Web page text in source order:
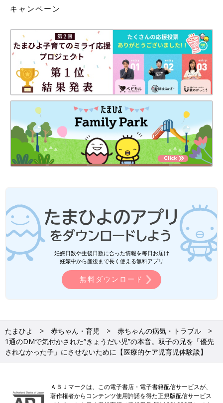
キャンペーン
妊娠日数や生後日数に合った情報を毎日お届け
妊娠中から産後まで長く使える無料アプリ
無料ダウンロード
たまひよ 赤ちゃん・育児
赤ちゃんの病気・トラブル
1通のDMで気付かされた“きょうだい児”の本音。双子の兄を「優先
されなかった子」にさせないために【医療的ケア児育児体験談】
ＡＢＪマークは、この電子書店・電子書籍配信サービスが、
著作権者からコンテンツ使用許諾を得た正規版配信サービス